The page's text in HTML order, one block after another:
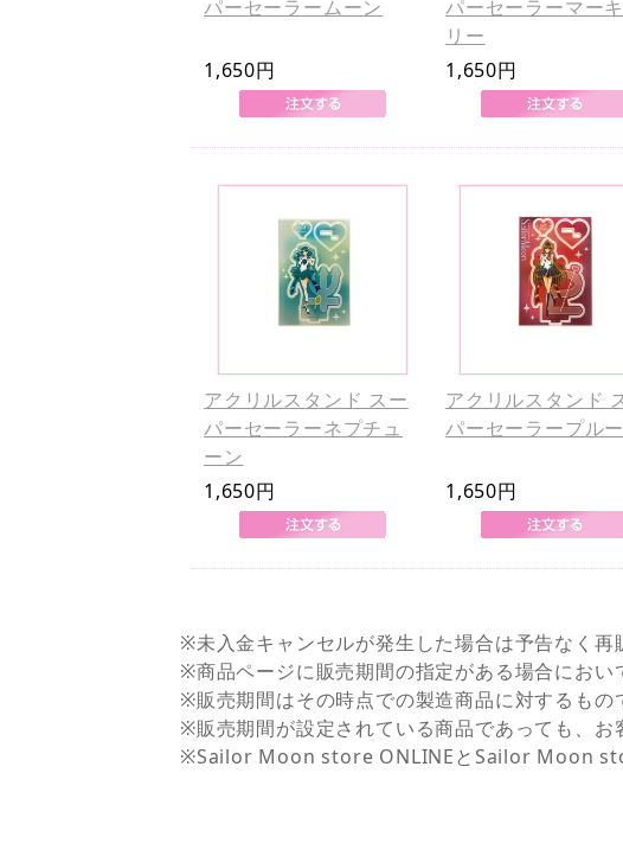
パーセーラームーン
1,650円
パーセーラーマー
リー
1,650円
アクリルスタンド スー
パーセーラーネプチュ
ーン
1,650円
アクリルスタンド
パーセーラープル
1,650円
※未入金キャンセルが発生した場合は予告なく再
※商品ページに販売期間の指定がある場合におい
※販売期間はその時点での製造商品に対するもの
※販売期間が設定されている商品であっても、お
※Sailor Moon store ONLINEとSailor Moon